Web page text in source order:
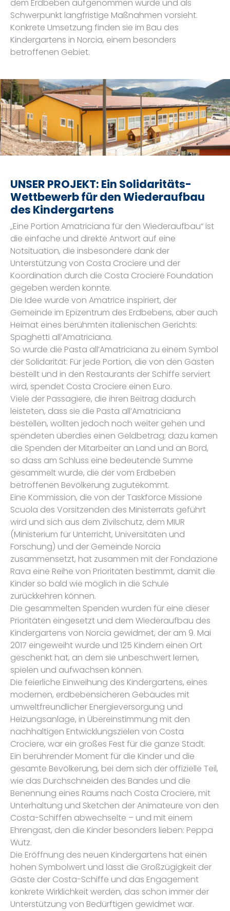
dem Erdbeben aufgenommen wurde und als
Schwerpunkt langfristige Maßnahmen vorsieht.
Konkrete Umsetzung finden sie im Bau des
Kindergartens in Norcia, einem besonders
betroffenen Gebiet.
UNSER PROJEKT: Ein Solidaritäts-
Wettbewerb für den Wiederaufbau
des Kindergartens
„Eine Portion Amatriciana für den Wiederaufbau“ ist
die einfache und direkte Antwort auf eine
Notsituation, die insbesondere dank der
Unterstützung von Costa Crociere und der
Koordination durch die Costa Crociere Foundation
gegeben werden konnte.
Die Idee wurde von Amatrice inspiriert, der
Gemeinde im Epizentrum des Erdbebens, aber auch
Heimat eines berühmten italienischen Gerichts:
Spaghetti all’Amatriciana.
So wurde die Pasta all’Amatriciana zu einem Symbol
der Solidarität: Für jede Portion, die von den Gästen
bestellt und in den Restaurants der Schiffe serviert
wird, spendet Costa Crociere einen Euro.
Viele der Passagiere, die ihren Beitrag dadurch
leisteten, dass sie die Pasta all’Amatriciana
bestellen, wollten jedoch noch weiter gehen und
spendeten überdies einen Geldbetrag; dazu kamen
die Spenden der Mitarbeiter an Land und an Bord,
so dass am Schluss eine bedeutende Summe
gesammelt wurde, die der vom Erdbeben
betroffenen Bevölkerung zugutekommt.
Eine Kommission, die von der Taskforce Missione
Scuola des Vorsitzenden des Ministerrats geführt
wird und sich aus dem Zivilschutz, dem MIUR
(Ministerium für Unterricht, Universitäten und
Forschung) und der Gemeinde Norcia
zusammensetzt, hat zusammen mit der Fondazione
Rava eine Reihe von Prioritäten bestimmt, damit die
Kinder so bald wie möglich in die Schule
zurückkehren können.
Die gesammelten Spenden wurden für eine dieser
Prioritäten eingesetzt und dem Wiederaufbau des
Kindergartens von Norcia gewidmet, der am 9. Mai
2017 eingeweiht wurde und 125 Kindern einen Ort
geschenkt hat, an dem sie unbeschwert lernen,
spielen und aufwachsen können.
Die feierliche Einweihung des Kindergartens, eines
modernen, erdbebensicheren Gebäudes mit
umweltfreundlicher Energieversorgung und
Heizungsanlage, in Übereinstimmung mit den
nachhaltigen Entwicklungszielen von Costa
Crociere, war ein großes Fest für die ganze Stadt.
Ein berührender Moment für die Kinder und die
gesamte Bevölkerung, bei dem sich der offizielle Teil,
wie das Durchschneiden des Bandes und die
Benennung eines Raums nach Costa Crociere, mit
Unterhaltung und Sketchen der Animateure von den
Costa-Schiffen abwechselte – und mit einem
Ehrengast, den die Kinder besonders lieben: Peppa
Wutz.
Die Eröffnung des neuen Kindergartens hat einen
hohen Symbolwert und lässt die Großzügigkeit der
Gäste der Costa-Schiffe und das Engagement
konkrete Wirklichkeit werden, das schon immer der
Unterstützung von Bedürftigen gewidmet war.